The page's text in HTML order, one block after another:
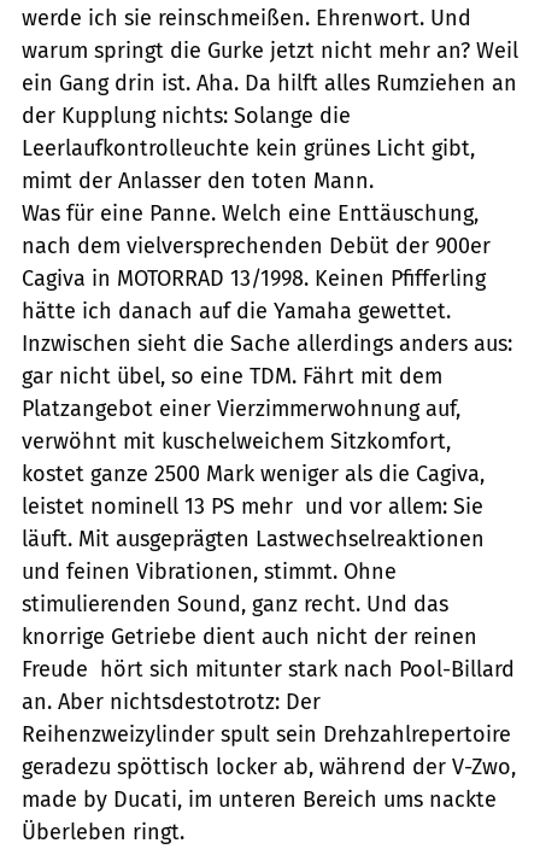
werde ich sie reinschmeißen. Ehrenwort. Und
warum springt die Gurke jetzt nicht mehr an? Weil
ein Gang drin ist. Aha. Da hilft alles Rumziehen an
der Kupplung nichts: Solange die
Leerlaufkontrolleuchte kein grünes Licht gibt,
mimt der Anlasser den toten Mann.
Was für eine Panne. Welch eine Enttäuschung,
nach dem vielversprechenden Debüt der 900er
Cagiva in MOTORRAD 13/1998. Keinen Pfifferling
hätte ich danach auf die Yamaha gewettet.
Inzwischen sieht die Sache allerdings anders aus:
gar nicht übel, so eine TDM. Fährt mit dem
Platzangebot einer Vierzimmerwohnung auf,
verwöhnt mit kuschelweichem Sitzkomfort,
kostet ganze 2500 Mark weniger als die Cagiva,
leistet nominell 13 PS mehr  und vor allem: Sie
läuft. Mit ausgeprägten Lastwechselreaktionen
und feinen Vibrationen, stimmt. Ohne
stimulierenden Sound, ganz recht. Und das
knorrige Getriebe dient auch nicht der reinen
Freude  hört sich mitunter stark nach Pool-Billard
an. Aber nichtsdestotrotz: Der
Reihenzweizylinder spult sein Drehzahlrepertoire
geradezu spöttisch locker ab, während der V-Zwo,
made by Ducati, im unteren Bereich ums nackte
Überleben ringt.